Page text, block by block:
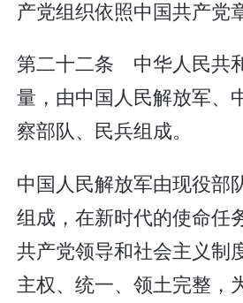
产党组织依照中国共产党
第二十二条 中华人民共
量，由中国人民解放军、
察部队、民兵组成。
中国人民解放军由现役部
组成，在新时代的使命任
共产党领导和社会主义制
主权、统一、领土完整，